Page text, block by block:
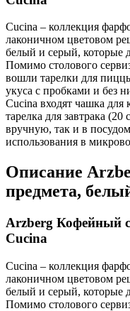
Cucina – коллекция
лаконичном цветовом
белый и серый, которые
Помимо столового
вошли тарелки для
укуса с пробками и без
Cucina входят чашка
тарелка для завтрака
вручную, так и в
использования в
Описание
предмета,
Arzberg Кофейный
Cucina
Cucina – коллекция
лаконичном цветовом
белый и серый, которые
Помимо столового